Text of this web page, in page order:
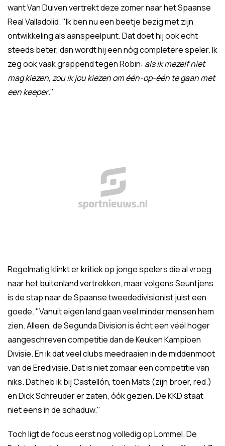
want Van Duiven vertrekt deze zomer naar het Spaanse
Real Valladolid. "Ik ben nu een beetje bezig met zijn
ontwikkeling als aanspeelpunt. Dat doet hij ook echt
steeds beter, dan wordt hij een nóg completere speler. Ik
zeg ook vaak grappend tegen Robin: als ik mezelf niet
mag kiezen, zou ik jou kiezen om één-op-één te gaan met
een keeper."
Regelmatig klinkt er kritiek op jonge spelers die al vroeg
naar het buitenland vertrekken, maar volgens Seuntjens
is de stap naar de Spaanse tweededivisionist juist een
goede. "Vanuit eigen land gaan veel minder mensen hem
zien. Alleen, de Segunda Division is écht een véél hoger
aangeschreven competitie dan de Keuken Kampioen
Divisie. En ik dat veel clubs meedraaien in de middenmoot
van de Eredivisie. Dat is niet zomaar een competitie van
niks. Dat heb ik bij Castellón, toen Mats (zijn broer, red.)
en Dick Schreuder er zaten, óók gezien. De KKD staat
niet eens in de schaduw."
Toch ligt de focus eerst nog volledig op Lommel. De